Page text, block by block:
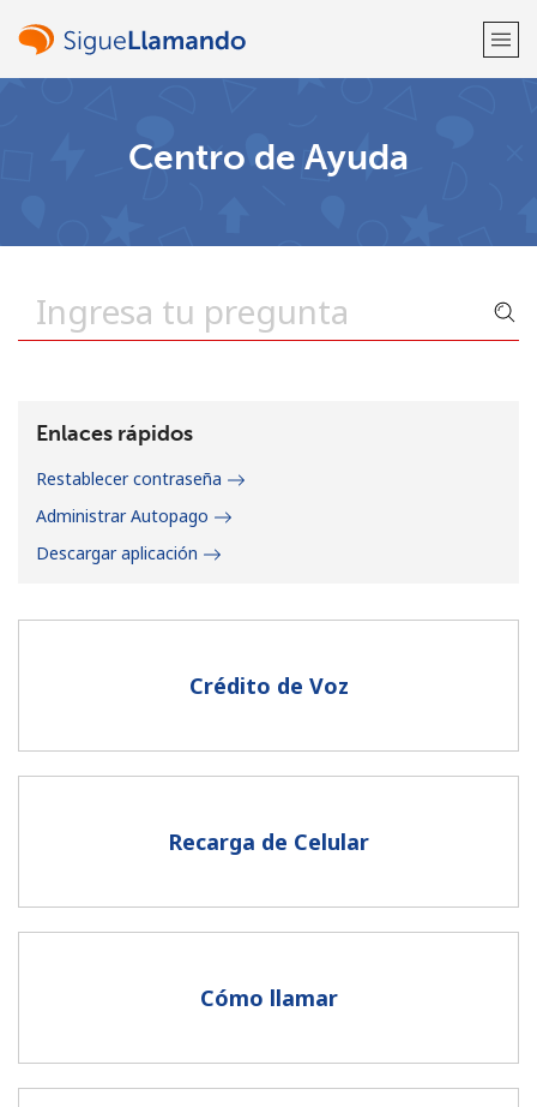
Un caracter especial
Al abrir una cuenta en este sitio web, estoy de acuerdo con
Centro de Ayuda
Crédito de Voz
Recarga de Celular
Cómo llamar
Enlaces rápidos
Restablecer contraseña
Administrar Autopago
Descargar aplicación